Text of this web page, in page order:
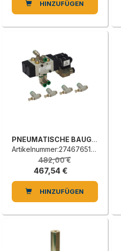
HINZUFÜGEN
PNEUMATISCHE BAUGRUPPE
Artikelnummer:2746765103A
482,00 €
467,54 €
HINZUFÜGEN